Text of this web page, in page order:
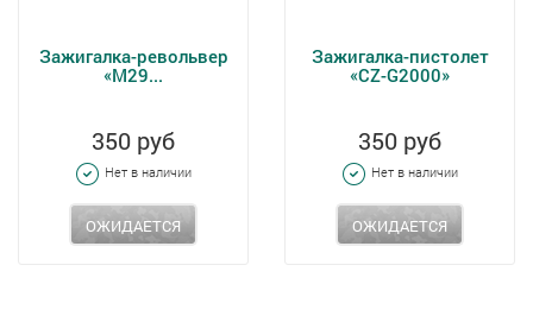
Зажигалка-револьвер
«M29...
350 руб
Нет в наличии
ОЖИДАЕТСЯ
Зажигалка-пистолет
«CZ-G2000»
350 руб
Нет в наличии
ОЖИДАЕТСЯ